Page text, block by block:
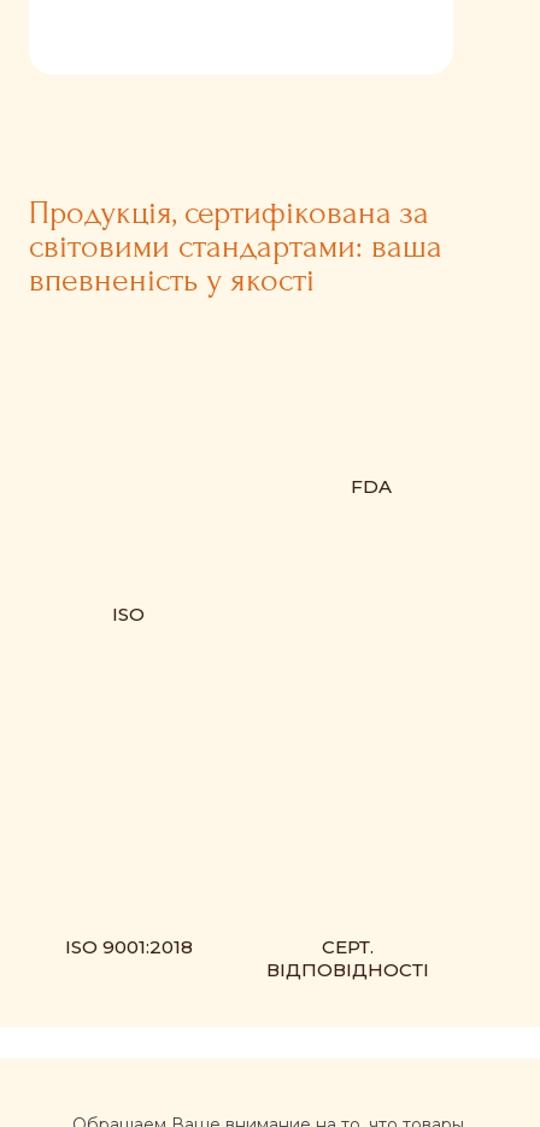
ISO
FDA
ISO 9001:2018
СЕРТ.
ВІДПОВІДНОСТІ
Продукція, сертифікована за
світовими стандартами: ваша
впевненість у якості